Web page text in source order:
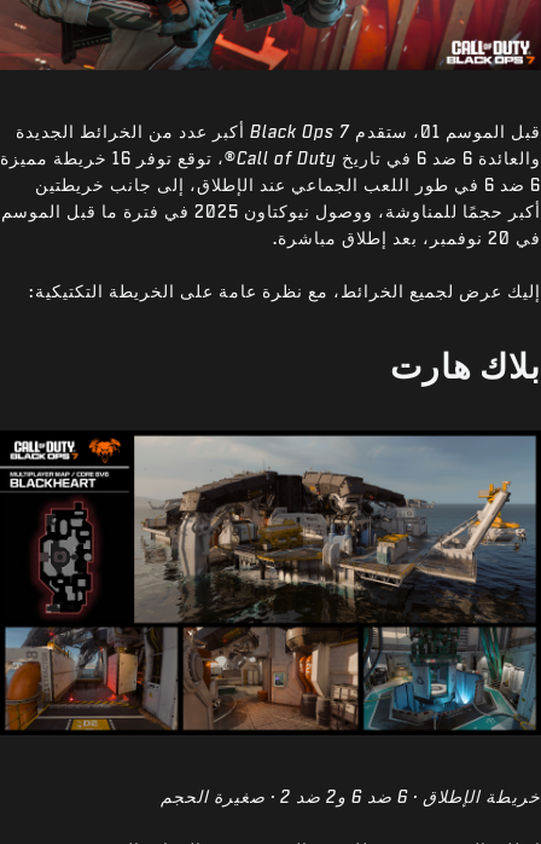
قبل الموسم 01، ستقدم Black Ops 7 أكبر عدد من الخرائط الجديدة
والعائدة 6 ضد 6 في تاريخ
Call of Duty
®، توقع توفر 16 خريطة مميزة
6 ضد 6 في طور اللعب الجماعي عند الإطلاق، إلى جانب خريطتين
أكبر حجمًا للمناوشة، ووصول نيوكتاون 2025 في فترة ما قبل الموسم
في 20 نوفمبر، بعد إطلاق مباشرة.
إليك عرض لجميع الخرائط، مع نظرة عامة على الخريطة التكتيكية:
بلاك هارت
خريطة الإطلاق · 6 ضد 6 و2 ضد 2 · صغيرة الحجم